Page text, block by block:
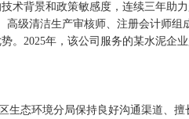
术背景和政策敏感度，连续三年助
级清洁生产审核师、注册会计师组
。2025年，该公司服务的某水泥企
态环境分局保持良好沟通渠道、擅